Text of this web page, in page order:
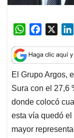
W
a
t
s
A
p
p
c
e
b
o
o
k
El Grupo Argos,
Sura con el 27,6
donde colocó
esta vía quedó
mayor